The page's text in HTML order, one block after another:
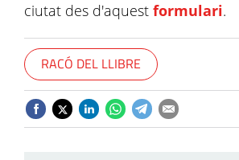
ciutat des d'aquest formulari.
RACÓ DEL LLIBRE